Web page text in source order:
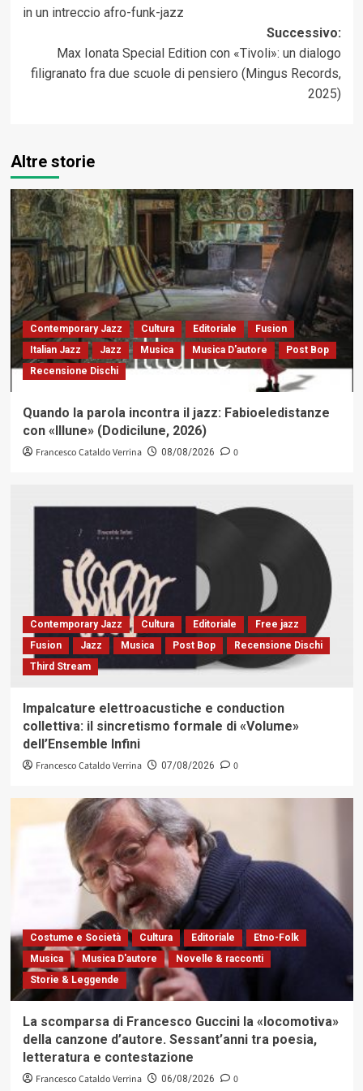
in un intreccio afro-funk-jazz
Successivo:
Max Ionata Special Edition con «Tivoli»: un dialogo
filigranato fra due scuole di pensiero (Mingus Records,
2025)
Altre storie
Contemporary Jazz Cultura Editoriale
Fusion
Italian Jazz
Jazz Musica Musica D'autore
Post Bop
Recensione Dischi
Quando la parola incontra il jazz: Fabioeledistanze
con «Illune» (Dodicilune, 2026)
Francesco Cataldo Verrina 08/08/2026 0
Contemporary Jazz Cultura Editoriale
Free jazz
Fusion
Jazz Musica Post Bop
Recensione Dischi
Third Stream
Impalcature elettroacustiche e conduction
collettiva: il sincretismo formale di «Volume»
dell’Ensemble Infini
Francesco Cataldo Verrina 07/08/2026 0
Costume e Società Cultura Editoriale
Etno-Folk
Musica
Musica D'autore
Novelle & racconti
Storie & Leggende
La scomparsa di Francesco Guccini la «locomotiva»
della canzone d’autore. Sessant’anni tra poesia,
letteratura e contestazione
Francesco Cataldo Verrina 06/08/2026 0